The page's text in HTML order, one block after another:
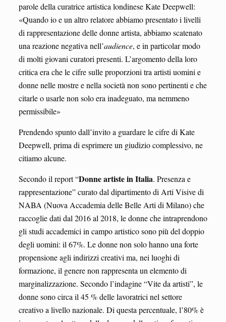
parole della curatrice artistica londinese Kate Deepwell:
«Quando io e un altro relatore abbiamo presentato i livelli
di rappresentazione delle donne artista, abbiamo scatenato
una reazione negativa nell’audience, e in particolar modo
di molti giovani curatori presenti. L’argomento della loro
critica era che le cifre sulle proporzioni tra artisti uomini e
donne nelle mostre e nella società non sono pertinenti e che
citarle o usarle non solo era inadeguato, ma nemmeno
permissibile»
Prendendo spunto dall’invito a guardare le cifre di Kate
Deepwell, prima di esprimere un giudizio complessivo, ne
citiamo alcune.
Secondo il report “Donne artiste in Italia. Presenza e
rappresentazione” curato dal dipartimento di Arti Visive di
NABA (Nuova Accademia delle Belle Arti di Milano) che
raccoglie dati dal 2016 al 2018, le donne che intraprendono
gli studi accademici in campo artistico sono più del doppio
degli uomini: il 67%. Le donne non solo hanno una forte
propensione agli indirizzi creativi ma, nei luoghi di
formazione, il genere non rappresenta un elemento di
marginalizzazione. Secondo l’indagine “Vite da artisti”, le
donne sono circa il 45 % delle lavoratrici nel settore
creativo a livello nazionale. Di questa percentuale, l’80% è